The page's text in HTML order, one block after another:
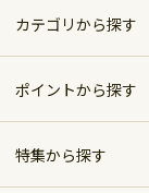
カテゴリから探す
家電
家具・インテリア
ポイントから探す
～5,000pt
特集から探す